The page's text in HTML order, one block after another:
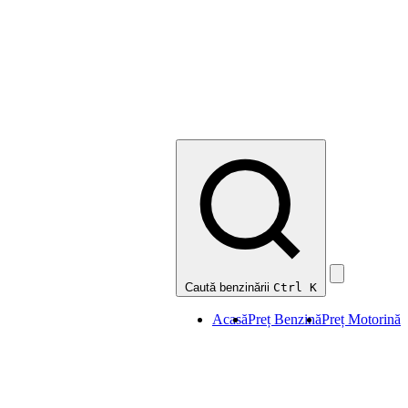
Caută benzinării Ctrl K
AcasăPreț BenzinăPreț Motorină